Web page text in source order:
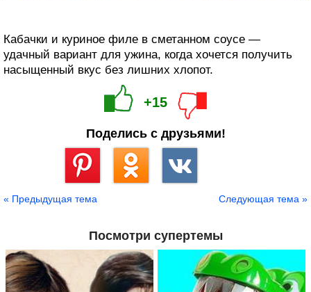
Кабачки и куриное филе в сметанном соусе —
удачный вариант для ужина, когда хочется получить
насыщенный вкус без лишних хлопот.
+15
Поделись с друзьями!
« Предыдущая тема Следующая тема »
Посмотри супертемы